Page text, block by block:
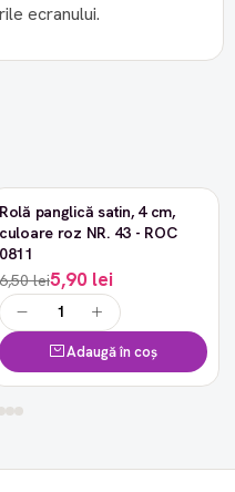
ecranului.
-9%
Rolă panglică satin, 4 cm,
culoare roz NR. 43 - ROC
0811
6,50 lei5,90 lei
Adaugă în coș